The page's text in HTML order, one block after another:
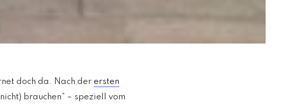
doch da. Nach der ersten
brauchen“ – speziell vom